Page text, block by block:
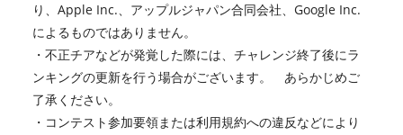
り、Apple Inc.、アップルジャパン合同会社、Google Inc.
によるものではありません。
・不正チアなどが発覚した際には、チャレンジ終了後にラ
ンキングの更新を行う場合がございます。 あらかじめご
了承ください。
・コンテスト参加要領または利用規約への違反などにより